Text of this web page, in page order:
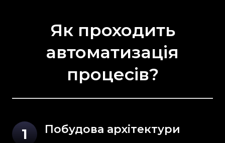
Як проходить
автоматизація
процесів?
1 Побудова архітектури